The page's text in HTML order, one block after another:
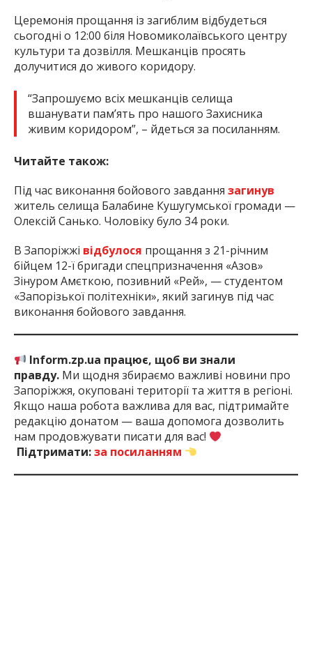
Церемонія прощання із загиблим відбудеться
сьогодні о 12:00 біля Новомиколаївського центру
культури та дозвілля. Мешканців просять
долучитися до живого коридору.
“Запрошуємо всіх мешканців селища
вшанувати памʼять про нашого Захисника
живим коридором”, – йдеться за посиланням.
Читайте також:
Під час виконання бойового завдання загинув
житель селища Балабине Кушугумської громади —
Олексій Санько. Чоловіку було 34 роки.
В Запоріжжі відбулося прощання з 21-річним
бійцем 12-ї бригади спецпризначення «Азов»
Зінуром Амєткою, позивний «Рей», — студентом
«Запорізької політехніки», який загинув під час
виконання бойового завдання.
Inform.zp.ua працює, щоб ви знали
правду. Ми щодня збираємо важливі новини про
Запоріжжя, окуповані території та життя в регіоні.
Якщо наша робота важлива для вас, підтримайте
редакцію донатом — ваша допомога дозволить
нам продовжувати писати для вас!
Підтримати:за посиланням